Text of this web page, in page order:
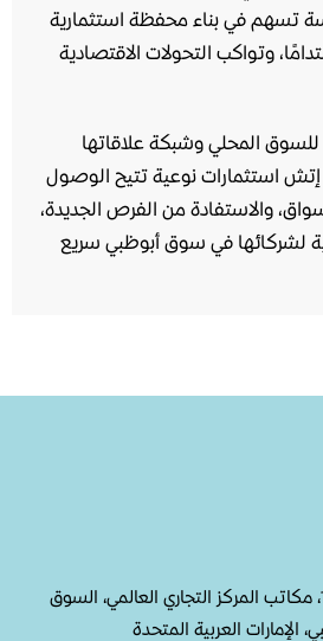
تسهم في بناء محفظة استثمارية
وتواكب التحولات الاقتصادية
المحلي وشبكة علاقاتها
إتش استثمارات نوعية تتيح الوصول
والاستفادة من الفرص الجديدة،
لشركائها في سوق أبوظبي سريع
كابيتال إتش، الطابق 17، مكاتب المركز التجاري العالمي، السوق
الإمارات العربية المتحدة